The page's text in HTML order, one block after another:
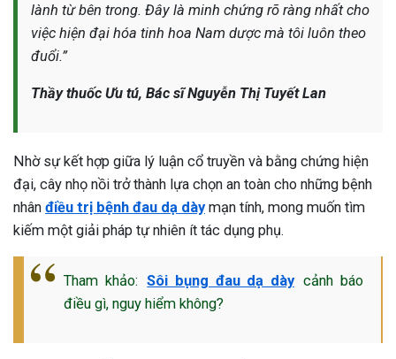
lành từ bên trong. Đây là minh chứng rõ ràng nhất cho
việc hiện đại hóa tinh hoa Nam dược mà tôi luôn theo
đuổi.”
Thầy thuốc Ưu tú, Bác sĩ Nguyễn Thị Tuyết Lan
Nhờ sự kết hợp giữa lý luận cổ truyền và bằng chứng hiện
đại, cây nhọ nồi trở thành lựa chọn an toàn cho những bệnh
nhân điều trị bệnh đau dạ dàymạn tính, mong muốn tìm
kiếm một giải pháp tự nhiên ít tác dụng phụ.
Tham khảo: Sôi bụng đau dạ dày cảnh báo
điều gì, nguy hiểm không?